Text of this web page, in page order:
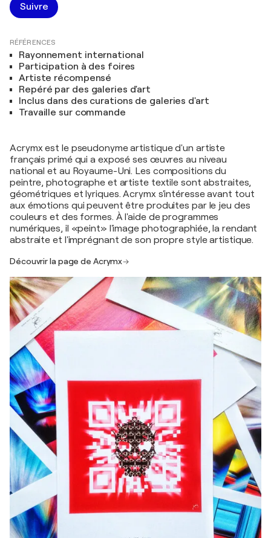
Suivre
RÉFÉRENCES
Rayonnement international
Participation à des foires
Artiste récompensé
Repéré par des galeries d'art
Inclus dans des curations de galeries d'art
Travaille sur commande
Acrymx est le pseudonyme artistique d'un artiste
français primé qui a exposé ses œuvres au niveau
national et au Royaume-Uni. Les compositions du
peintre, photographe et artiste textile sont abstraites,
géométriques et lyriques. Acrymx s'intéresse avant tout
aux émotions qui peuvent être produites par le jeu des
couleurs et des formes. À l'aide de programmes
numériques, il «peint» l'image photographiée, la rendant
abstraite et l'imprégnant de son propre style artistique.
Découvrir la page de Acrymx